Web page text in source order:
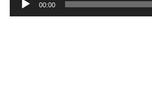
声
00:00